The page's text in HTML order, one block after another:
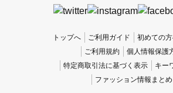
トップへ ご利用ガイド 初めての
ご利用規約
個人情報保護
特定商取引法に基づく表示
キー
ファッション情報まとめ